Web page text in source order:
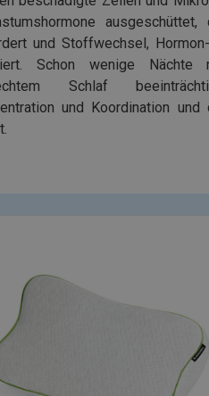
und Stoffwechsel,
Schon wenige
Schlaf
und Koordination